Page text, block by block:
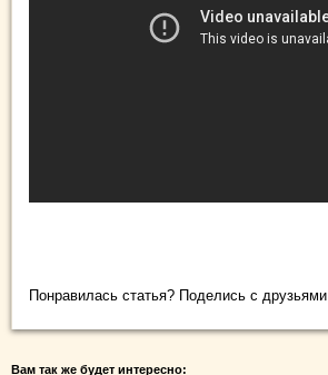
Понравилась статья? Поделись с
Вам так же будет интересно: